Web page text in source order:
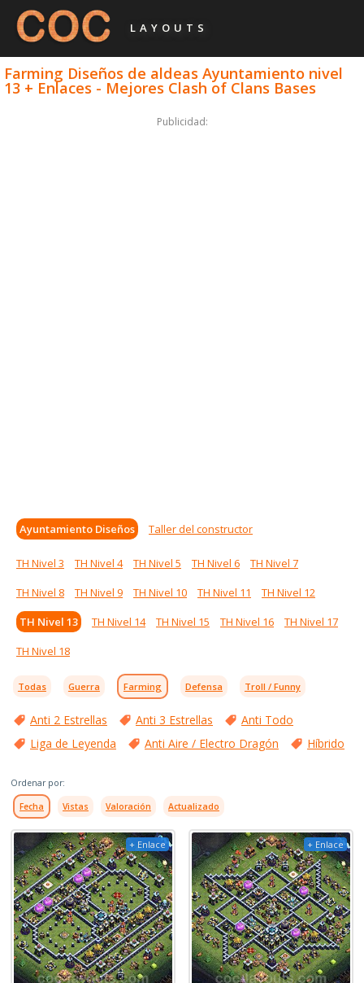
LAYOUTS
Farming Diseños de aldeas Ayuntamiento nivel
13 + Enlaces - Mejores Clash of Clans Bases
Publicidad:
Ayuntamiento Diseños Taller del constructor
TH Nivel 3 TH Nivel 4 TH Nivel 5 TH Nivel 6
TH Nivel 7
TH Nivel 8
TH Nivel 9 TH Nivel 10 TH Nivel 11
TH Nivel 12
TH Nivel 13
TH Nivel 14 TH Nivel 15 TH Nivel 16
TH Nivel 17
TH Nivel 18
Todas Guerra Farming Defensa Troll / Funny
Anti 2 Estrellas Anti 3 Estrellas
Anti Todo
Liga de Leyenda
Anti Aire / Electro Dragón Híbrido
Ordenar por:
Fecha Vistas Valoración Actualizado
+ Enlace + Enlace